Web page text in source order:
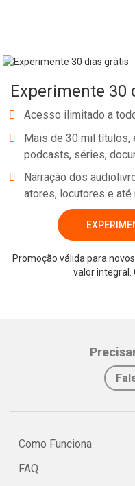
Experimente 30
Acesso ilimitado a
Mais de 30 mil títulos,
podcasts, séries,
Narração dos
atores, locutores e
Promoção válida para
valor integral.
Como Funciona
FAQ